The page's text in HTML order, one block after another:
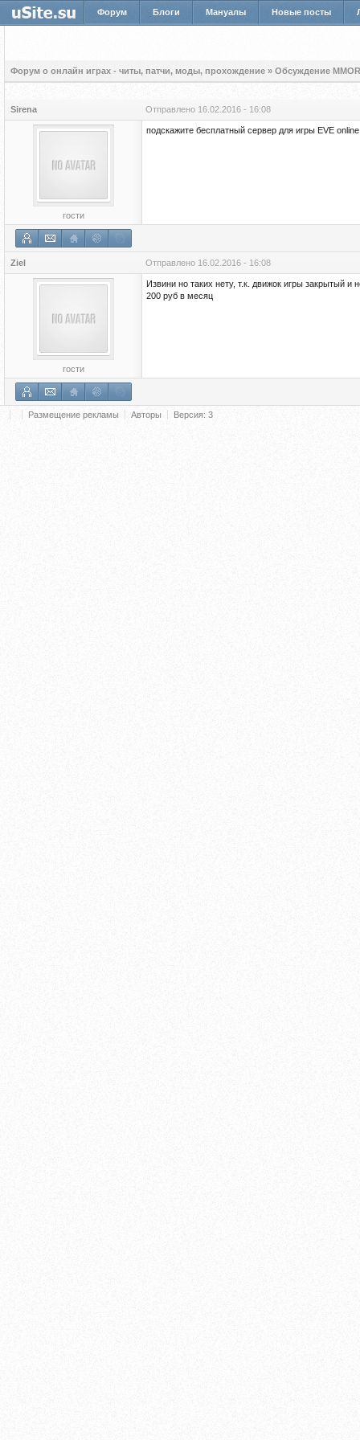
Форум Блоги Мануалы Новые посты
Форум о онлайн играх - читы, патчи, моды, прохождение » Обсуждение
Sirena Отправлено 16.02.2016 - 16:08
гости
подскажите бесплатный сервер для игры EVE online
Ziel Отправлено 16.02.2016 - 16:08
гости
Извини но таких нету, т.к. движок игры закрытый
200 руб в месяц
Размещение рекламы Авторы Версия: 3